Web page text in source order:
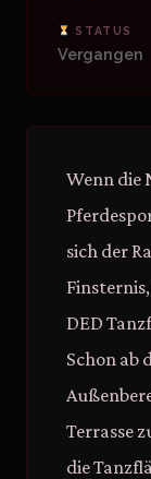
STATUS
Vergangen
Wenn die
sich der
DED
Schon ab
Terrasse
die